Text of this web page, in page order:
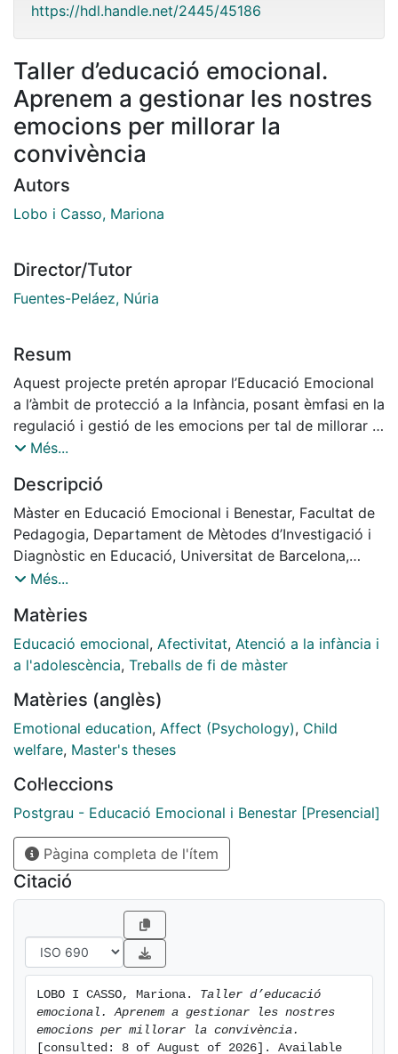
https://hdl.handle.net/2445/45186
Taller d’educació emocional.
Aprenem a gestionar les nostres
emocions per millorar la
convivència
Autors
Lobo i Casso, Mariona
Director/Tutor
Fuentes-Peláez, Núria
Resum
Aquest projecte pretén apropar l’Educació Emocional
a l’àmbit de protecció a la Infància, posant èmfasi en la
regulació i gestió de les emocions per tal de millorar la
convivència en els centres, i com a conseqüència,
El projecte conté l’elaboració d’un taller d’Educació
Emocional per als educadors i educadores d’un centre
de protecció infantil amb nens i nenes de zero a dotze
anys, on es treballen aspectes emocionals
Més...
Descripció
Màster en Educació Emocional i Benestar, Facultat de
Pedagogia, Departament de Mètodes d’Investigació i
Diagnòstic en Educació, Universitat de Barcelona,
curs: 2011-2012, Tutor/Tutora: Núria Fuentes-Peláez
Més...
Matèries
Educació emocional, Afectivitat, Atenció a la infància i
a l'adolescència, Treballs de fi de màster
Matèries (anglès)
Emotional education, Affect (Psychology), Child
welfare, Master's theses
Col·leccions
Postgrau - Educació Emocional i Benestar [Presencial]
Pàgina completa de l'ítem
Citació
LOBO I CASSO, Mariona. Taller d’educació
emocional. Aprenem a gestionar les nostres
emocions per millorar la convivència.
[consulted: 8 of August of 2026]. Available